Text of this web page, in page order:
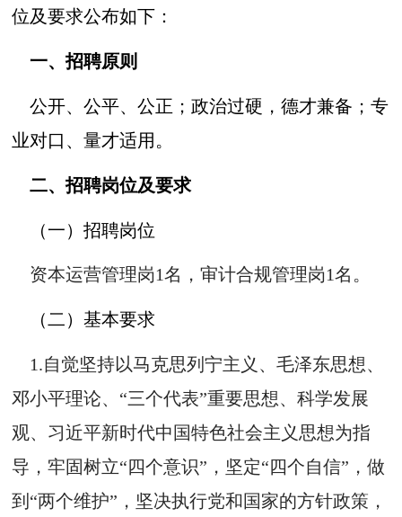
位及要求公布如下：
一、招聘原则
公开、公平、公正；政治过硬，德才兼备；专
业对口、量才适用。
二、招聘岗位及要求
（一）招聘岗位
资本运营管理岗1名，审计合规管理岗1名。
（二）基本要求
1.自觉坚持以马克思列宁主义、毛泽东思想、
邓小平理论、“三个代表”重要思想、科学发展
观、习近平新时代中国特色社会主义思想为指
导，牢固树立“四个意识”，坚定“四个自信”，做
到“两个维护”，坚决执行党和国家的方针政策，